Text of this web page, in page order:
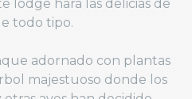
lodge hará las delicias de
todo tipo.
adornado con plantas
majestuoso donde los